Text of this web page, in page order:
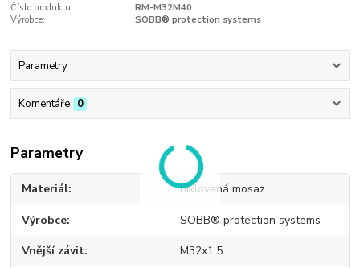
Číslo produktu:
RM-M32M40
Výrobce:
SOBB® protection systems
Parametry
Komentáře 0
Parametry
Materiál niklovaná mosaz
Výrobce SOBB® protection systems
Vnější závit M32x1,5